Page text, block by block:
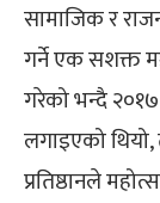
सामाजिक र
गर्ने एक सशक्त
गरेको भन्दै
लगाइएको थियो,
प्रतिष्ठानले